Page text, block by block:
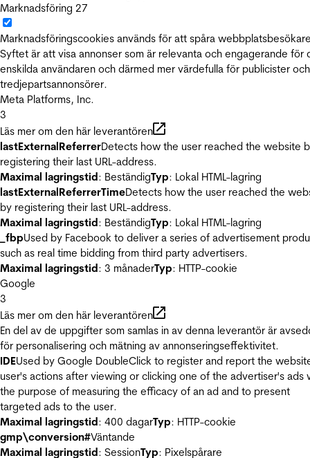
Marknadsföring 27
Marknadsföringscookies används för att spåra
Syftet är att visa annonser som är relevanta och engagerande för
enskilda användaren och därmed mer värdefulla för publicister och
tredjepartsannonsörer.
Meta Platforms, Inc.
3
Läs mer om den här leverantören
lastExternalReferrerDetects how the user reached the website
registering their last URL-address.
Maximal lagringstid: BeständigTyp: Lokal HTML-lagring
lastExternalReferrerTimeDetects how the user reached the
by registering their last URL-address.
Maximal lagringstid: BeständigTyp: Lokal HTML-lagring
_fbpUsed by Facebook to deliver a series of advertisement
such as real time bidding from third party advertisers.
Maximal lagringstid: 3 månaderTyp: HTTP-cookie
Google
3
Läs mer om den här leverantören
En del av de uppgifter som samlas in av denna leverantör är
för personalisering och mätning av annonseringseffektivitet.
IDEUsed by Google DoubleClick to register and report the
user's actions after viewing or clicking one of the advertiser's ads
the purpose of measuring the efficacy of an ad and to present
targeted ads to the user.
Maximal lagringstid: 400 dagarTyp: HTTP-cookie
gmp\conversion#Väntande
Maximal lagringstid: SessionTyp: Pixelspårare